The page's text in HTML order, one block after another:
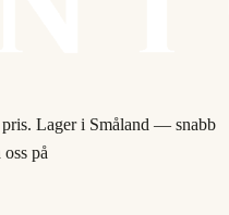
Lager i Småland — snabb
på